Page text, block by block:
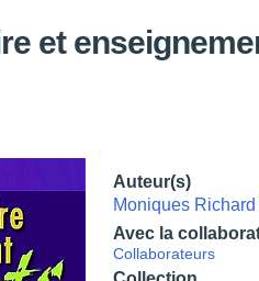
et
Auteur(s)
Moniques Richard
Avec la
Collaborateurs